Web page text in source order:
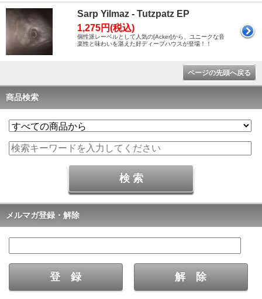
Sarp Yilmaz - Tutzpatz EP
1,275円(税込)
個性派レーベルとして人気の[Acker]から、ユニークな音
楽性と味わいを湛えた好ディープハウスが登場！！
ページの先頭へ戻る
商品検索
メルマガ登録・解除